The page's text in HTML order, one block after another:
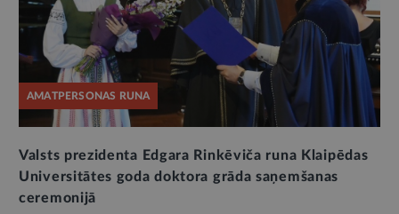
AMATPERSONAS RUNA
Valsts prezidenta Edgara Rinkēviča runa Klaipēdas
Universitātes goda doktora grāda saņemšanas
ceremonijā